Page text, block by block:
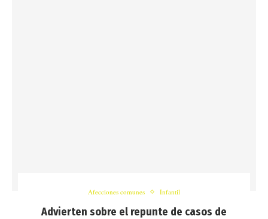
Afecciones comunes Infantil
Advierten sobre el repunte de casos de